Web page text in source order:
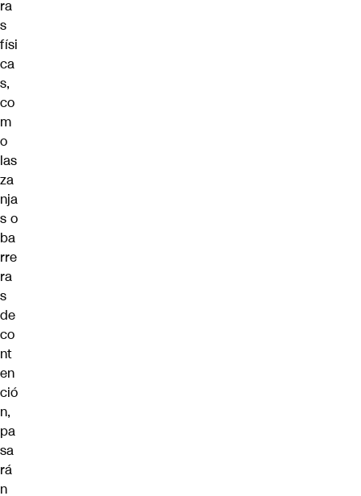
ra
s
físi
ca
s,
co
m
o
las
za
nja
s o
ba
rre
ra
s
de
co
nt
en
ció
n,
pa
sa
rá
n